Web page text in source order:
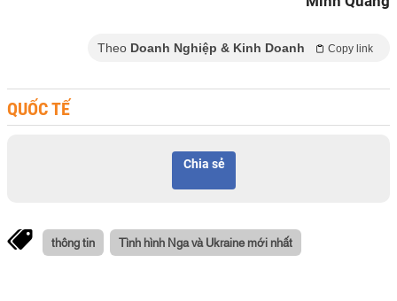
Theo Doanh Nghiệp & Kinh Doanh Copy link
QUỐC TẾ
Chia sẻ
thông tin Tình hình Nga và Ukraine mới nhất